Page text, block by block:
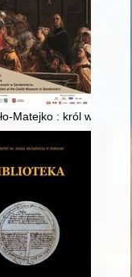
fakty z życia
Matejko : król w